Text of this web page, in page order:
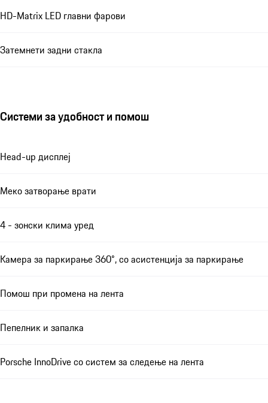
HD-Matrix LED главни фарови
Затемнети задни стакла
Системи за удобност и помош
Head-up дисплеј
Меко затворање врати
4 - зонски клима уред
Камера за паркирање 360°, со асистенција за паркирање
Помош при промена на лента
Пепелник и запалка
Porsche InnoDrive со систем за следење на лента